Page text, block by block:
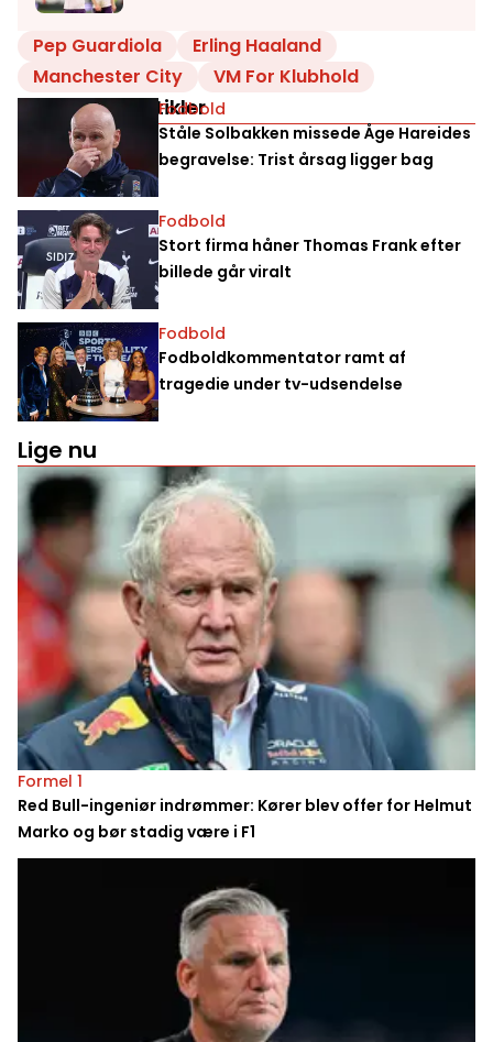
Pep Guardiola
Erling Haaland
Manchester City
VM For Klubhold
Relaterede artikler
Fodbold
Ståle Solbakken missede Åge Hareides
begravelse: Trist årsag ligger bag
Fodbold
Stort firma håner Thomas Frank efter
billede går viralt
Fodbold
Fodboldkommentator ramt af
tragedie under tv-udsendelse
Lige nu
Formel 1
Red Bull-ingeniør indrømmer: Kører blev offer for Helmut
Marko og bør stadig være i F1